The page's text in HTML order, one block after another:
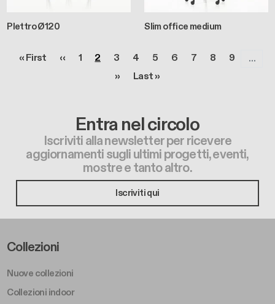
Plettro Ø120 Slim office medium
Prima pagina
« First Pagina precedente
‹‹ Pagina
1 Pagina
2 Pagina
3 Pagina
4 Pagina
5 Pagina
6 Pagina
7 Pagina
8 Pagina
9 …
Pagina successiva
›› Ultima pagina
Last »
Entra nel circolo
Iscriviti alla newsletter per ricevere
aggiornamenti sugli ultimi progetti, eventi,
mostre e tanto altro.
Iscriviti qui
Footer Left Middle A
Collezioni
Nuove collezioni
Collezioni indoor